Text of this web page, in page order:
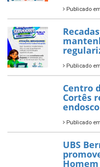
Publicado
Publicado
Centro
Cortês
Publicado
UBS